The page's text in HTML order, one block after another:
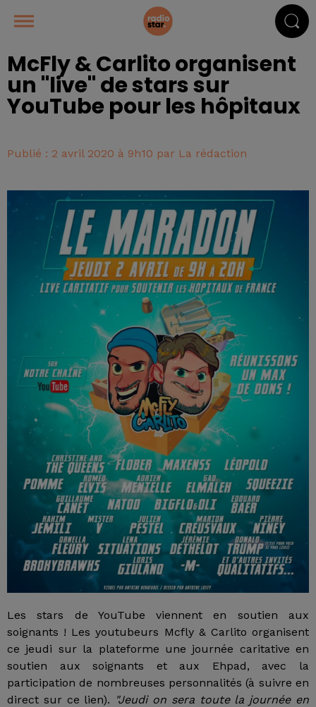
McFly & Carlito organisent
un "live" de stars sur
YouTube pour les hôpitaux
Publié : 2 avril 2020 à 9h10 par La rédaction
Les stars de YouTube viennent en soutien aux
soignants ! Les youtubeurs Mcfly & Carlito organisent
ce jeudi sur la plateforme une journée caritative en
soutien aux soignants et aux Ehpad, avec la
participation de nombreuses personnalités (à suivre en
direct sur ce lien). "Jeudi on sera toute la journée en